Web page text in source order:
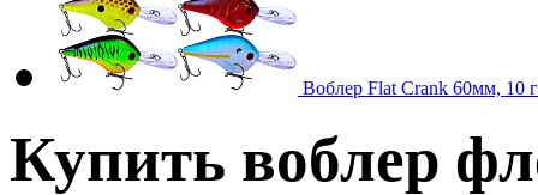
Воблер Flat Crank 60мм, 10
Купить воблер